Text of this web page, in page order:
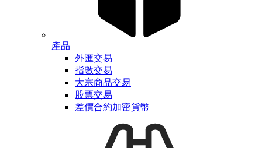
產品
外匯交易
指數交易
大宗商品交易
股票交易
差價合約加密貨幣